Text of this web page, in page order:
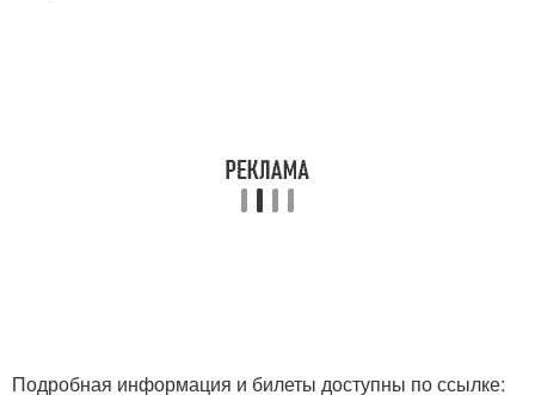
Подробная информация и билеты доступны по ссылке: